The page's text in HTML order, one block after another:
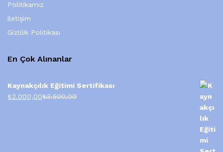
Politikamız
iletişim
Gizlilik Politikası
En Çok Alınanlar
Kaynakçılık Eğitimi Sertifikası
₺2.000,00₺3.500,00